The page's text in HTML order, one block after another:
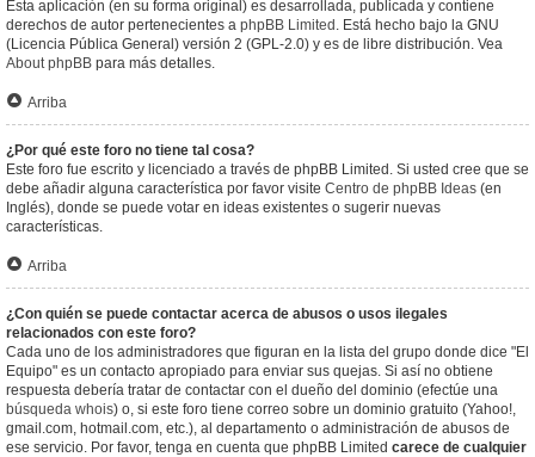
Esta aplicación (en su forma original) es desarrollada, publicada y contiene
derechos de autor pertenecientes a phpBB Limited . Está hecho bajo la GNU
(Licencia Pública General) versión 2 (GPL-2.0) y es de libre distribución. Vea
About phpBB para más detalles.
Arriba
¿Por qué este foro no tiene tal cosa?
Este foro fue escrito y licenciado a través de phpBB Limited. Si usted cree que se
debe añadir alguna característica por favor visite Centro de phpBB Ideas (en
Inglés), donde se puede votar en ideas existentes o sugerir nuevas
características.
Arriba
¿Con quién se puede contactar acerca de abusos o usos ilegales
relacionados con este foro?
Cada uno de los administradores que figuran en la lista del grupo donde dice "El
Equipo" es un contacto apropiado para enviar sus quejas. Si así no obtiene
respuesta debería tratar de contactar con el dueño del dominio (efectúe una
búsqueda whois) o, si este foro tiene correo sobre un dominio gratuito (Yahoo!,
gmail.com, hotmail.com, etc.), al departamento o administración de abusos de
ese servicio. Por favor, tenga en cuenta que phpBB Limited carece de cualquier